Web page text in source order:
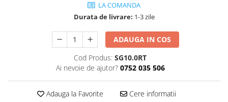
LA COMANDA
Durata de livrare: 1-3 zile
ADAUGA IN COS
Cod Produs: SG10.0RT
Ai nevoie de ajutor? 0752 035 506
Adauga la Favorite Cere informatii